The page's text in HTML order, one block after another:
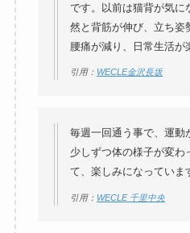
です。以前は猫背が気に
然と背筋が伸び、立ち姿
腰痛が減り、日常生活が
引用： WECLE金沢長坂
毎週一回通う事で、運動
少しずつ体の様子が変わ
て、楽しみになっていま
引用： WECLE 千里中央